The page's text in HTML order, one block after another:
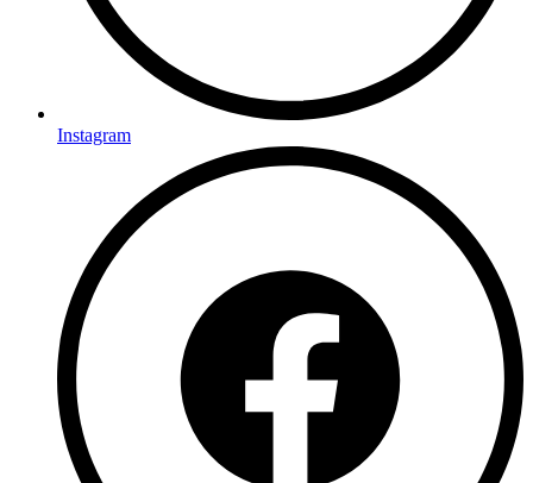
Instagram